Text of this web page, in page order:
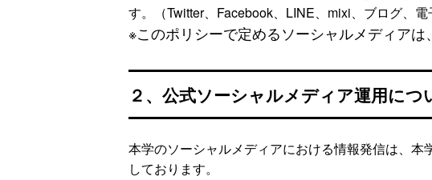
す。（Twitter、Facebook、LINE、mixi、ブログ、電
※このポリシーで定めるソーシャルメディア
２、公式ソーシャルメディア運用につ
本学のソーシャルメディアにおける情報発信は、
しております。